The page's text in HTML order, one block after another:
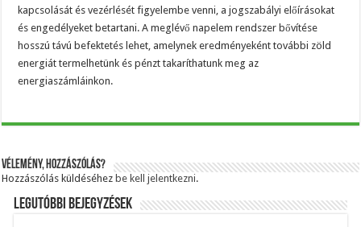
kapcsolását és vezérlését figyelembe venni, a jogszabályi előírásokat
és engedélyeket betartani. A meglévő napelem rendszer bővítése
hosszú távú befektetés lehet, amelynek eredményeként további zöld
energiát termelhetünk és pénzt takaríthatunk meg az
energiaszámláinkon.
Vélemény, hozzászólás?
Hozzászólás küldéséhez be kell jelentkezni.
Legutóbbi bejegyzések